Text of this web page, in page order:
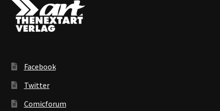
Facebook
Twitter
Comicforum